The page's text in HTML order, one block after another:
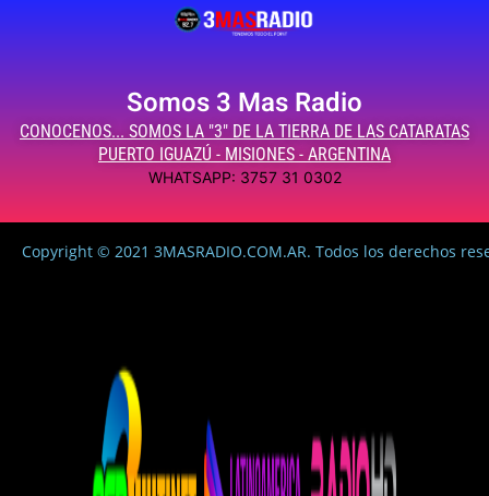
Somos 3 Mas Radio
CONOCENOS... SOMOS LA "3" DE LA TIERRA DE LAS CATARATAS
PUERTO IGUAZÚ - MISIONES - ARGENTINA
WHATSAPP: 3757 31 0302
Copyright © 2021 3MASRADIO.COM.AR. Todos los derechos